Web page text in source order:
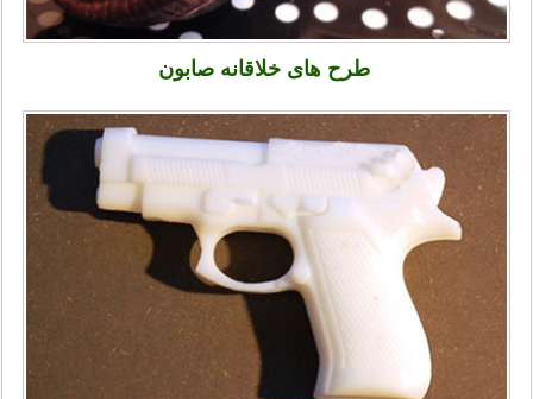
طرح های خلاقانه صابون